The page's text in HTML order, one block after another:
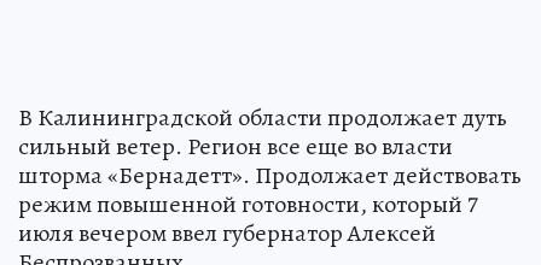
В Калининградской области продолжает дуть
сильный ветер. Регион все еще во власти
шторма «Бернадетт». Продолжает действовать
режим повышенной готовности, который 7
июля вечером ввел губернатор Алексей